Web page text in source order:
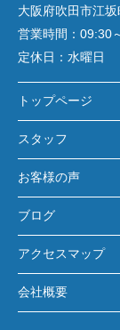
大阪府吹田市江
営業時間： 09:30
定休日： 水曜日
トップページ
スタッフ
お客様の声
ブログ
アクセスマップ
会社概要